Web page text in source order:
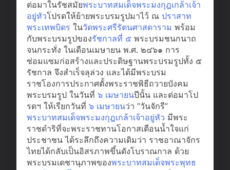
ต่อมาในรัชสมัยพระบาทสมเด็จพระมงกุฎเกล้าเจ้า
อยู่หัวโปรดให้ย้ายพระบรมรูปมาไว้ ณ ปราสาท
พระเทพบิดร ในวัดพระศรีรัตนศาสดาราม พร้อม
กับพระบรมรูปของรัชกาลที่ ๕ ​ พระบรมชนกนาถ
จนกระทั่ง ในเดือนเมษายน พ.ศ. ๒๔๖๑ การ
ซ่อมแซมก่อสร้างและประดิษฐานพระบรมรูปทั้ง ๕
รัชกาล จึงสำเร็จลุล่วง และได้มีพระบรม
ราชโองการประกาศตั้งพระราชพิธีถวายบังคม
พระบรมรูป ในวันที่ ๖ เมษายน​ปีนั้น และต่อมาโป
รดฯ ให้เรียกวันที่ ๖ เมษายน​ว่า “วันจักรี”
พระบาทสมเด็จพระมงกุฎเกล้าเจ้าอยู่หัว ​ มีพระ
ราชดำริที่จะพระราชทานโอกาสเตือนน้ำใจแก่
ประชาชน ได้ระลึกถึงความเดิมว่า ราชอาณาจักร
ไทยได้กลับเป็นอิสรภาพขึ้นดังโบราณกาล ด้วย
พระบรมเดชานุภาพของพระบาทสมเด็จพระพุทธ